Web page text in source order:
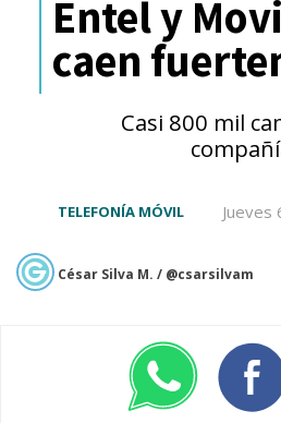
tengamos acceso
mensaje y que
datos que le
tiempo real.Ojo
aparece en la
búsqueda y no
dedicado como
Entel y
caen
Casi 800 mil
TELEFONÍA MÓVIL
César Silva M. / @csarsilvam